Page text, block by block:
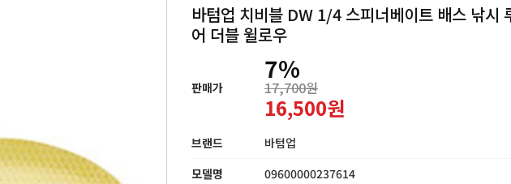
바텀업 치비블 DW 1/4 스피너베이트 배스 낚시
어 더블 윌로우
판매가
7%
17,700원
16,500원
브랜드
바텀업
모델명
09600000237614